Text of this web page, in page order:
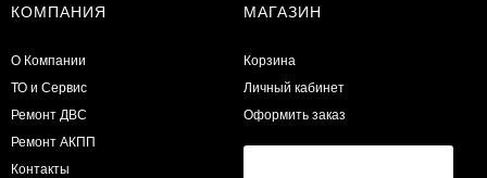
КОМПАНИЯ
О Компании
ТО и Сервис
​Ремонт ДВС
Ремонт АКПП
Контакты
МАГАЗИН
Корзина
Личный кабинет
Оформить заказ